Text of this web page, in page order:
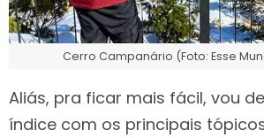
Cerro Campanário (Foto: Esse
Aliás, pra ficar mais fácil, vou
índice com os principais